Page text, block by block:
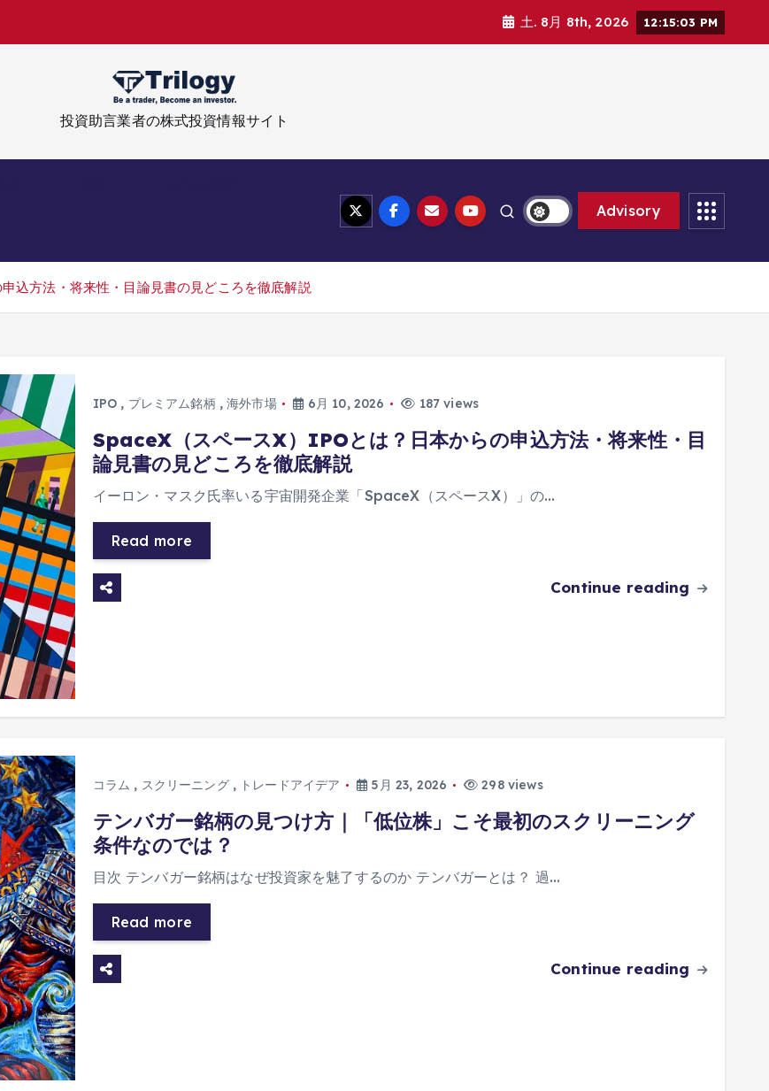
土. 8月 8th, 2026 12:15:05 PM
投資助言業者の株式投資情報サイト
Advisory
込方法・将来性・目論見書の見どころを徹底解説
IPO , プレミアム銘柄 ,海外市場 6月 10, 2026 187 views
SpaceX（スペースX）IPOとは？日本からの申込方法・将来性・目
論見書の見どころを徹底解説
イーロン・マスク氏率いる宇宙開発企業「SpaceX（スペースX）」の…
Read more
Continue reading
コラム , スクリーニング, トレードアイデア 5月 23, 2026 298 views
テンバガー銘柄の見つけ方｜「低位株」こそ最初のスクリーニング
条件なのでは？
目次 テンバガー銘柄はなぜ投資家を魅了するのか テンバガーとは？ 過…
Read more
Continue reading